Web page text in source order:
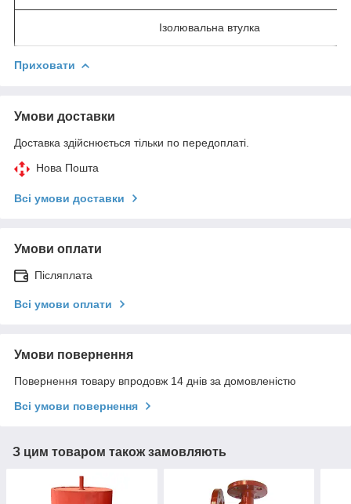
Ізолювальна втулка
Приховати
Умови доставки
Доставка здійснюється тільки по передоплаті.
Нова Пошта
Всі умови доставки
Умови оплати
Післяплата
Всі умови оплати
Умови повернення
Повернення товару впродовж 14 днів за домовленістю
Всі умови повернення
З цим товаром також замовляють